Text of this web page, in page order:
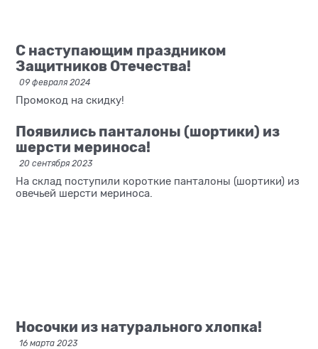
С наступающим праздником
Защитников Отечества!
09 февраля 2024
Промокод на скидку!
Появились панталоны (шортики) из
шерсти мериноса!
20 сентября 2023
На склад поступили короткие панталоны (шортики) из
овечьей шерсти мериноса.
Носочки из натурального хлопка!
16 марта 2023